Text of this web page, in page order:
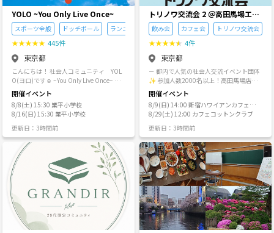
い。 ✱メンバー申請やイベントお申込み
をしていただいても、プロフィールやア
イコン、トークルームでの会話などを拝
見した結果、当サークルに合わないと判
断した場合は、参加をお断りすることが
あります。決して個人を否定するもので
はありませんので、ご理解のほどよろし
くお願いします。理由に関してはお答え
できません。 ━━ ━━ ━━ ━━ ━━ ━
━ ━━ ≪強制退会について≫ 他のメンバ
ー様からクレーム等があったメンバー様
は、退会していただくことがあります。
その際の詳細などについてはお答え致し
ておりません。ご了承下さい。 ━━ ━━
━━ ━━ ━━ ━━ ━━ 《ご質問やご相
談について》 【質問・問い合わせに行
く】ボタンからお気軽にメールしてくだ
さい☆彡 できるだけ早めに返信いたしま
す。 ——————————————— 色々固
いことや窮屈に感じることも記載しまし
たが、参加された皆さん全員に楽しんで
頂くためですので、【ルール】と【禁止
事項】などを記載致しました🙇最後まで
お読みいただきありがとうございます。
よろしくお願いいたします🙇
YOLO ~You Only Live Once~
スポーツ全般 ドッチボール ランニング・ジョギング
★★★★★ 445件
東京都
こんにちは！ 社会人コミュニティ YOL
O(ヨロ)です☺ ~You Only Live Once~ の
頭文字を取っており、 「人生一度切り！
楽しんだもん勝ち！」 という意味です！
YOLOでは、 「一度切りの人生を思い切
り楽しんで、カラフルな人生にする！
🌈」 をテーマとして、 QOLを上げたい
ランニングなどのスポーツイベントや、
朝活、女子会、ご飯会など様々なイベン
トを開催しています❣ 🍀ドッジボールや
ってます！ 球技が苦手な私でもチームに
貢献できるスポーツがドッジボールなの
で、開催してます！笑 頑張ってボールを
かわします！ ドッジボールって懐かしい
ですよね✨ 大人になった今やると、めち
ゃくちゃ楽しいです！ 運動不足解消、ス
トレス発散、友達作り、気分転換になり
開催イベント
8/8(土) 15:30 業平小学校
8/16(日) 15:30 業平小学校
更新日：3時間前
トリノワ交流会 2 ＠高田馬場エリ
アなど
飲み会 カフェ会 トリノワ交流会
★★★★★ 4件
東京都
－ 都内で人気の社会人交流イベント団体
✨ 参加人数2000名以上！高田馬場店舗
開業に向けて、色々面白いことを企画し
ちゃいます😆 トリノワ交流会は、都内を
中心に毎週開催している社会人向け交流
コミュニティです。 飲み会、カフェ会、
季節のパーティーなど、アットホームで
代の幅広い層にご好評をいただいていま
す。 ■ 開催実績 ⭐️累計イベント数：450
回以上 ⭐️累計参加者数：1,700名以上 ⭐️
毎回の参加人数：平均10〜20名程度（大
型イベントでは30〜50名規模） ⭐️コラ
ボ実績：5IMPACT様 CROSS ROAD様 な
どとの共同主催実績あり ■ トリノワ交流
会の特徴 ⭐️女性主催者による安心感のあ
る運営 ⭐️初参加・1人参加でも安心のフ
レンドリーな雰囲気 ⭐️自然な会話と交流
開催イベント
8/9(日) 14:00 新宿ハワイアンカフェol
uolu
8/29(土) 12:00 カフェコットンクラブ
更新日：3時間前